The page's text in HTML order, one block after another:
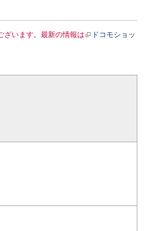
ざいます。最新の情報は
ドコモショッ